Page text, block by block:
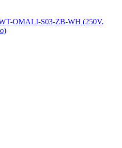
OMALI-S03-ZB-WH (250V,